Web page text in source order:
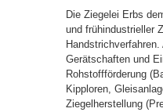
Die Ziegelei Erbs
und frühindustrieller
Gerätschaften und
Rohstoffförderung
Kipploren,
Ziegelherstellung